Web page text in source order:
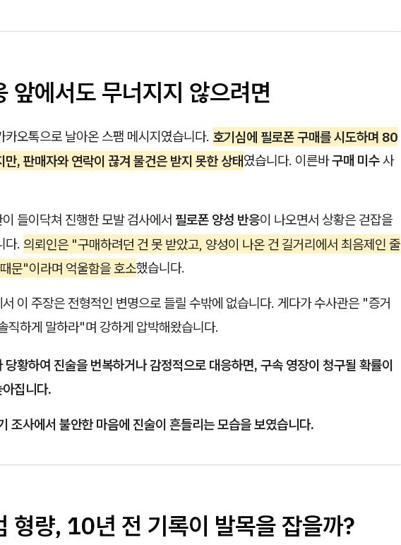
앞에서도 무너지지 않으려면
카오톡으로 날아온 스팸 메시지였습니다. 호기심에 필로폰 구매를 시도하며 80
만, 판매자와 연락이 끊겨 물건은 받지 못한 상태였습니다. 이른바구매 미수사
들이닥쳐 진행한 모발 검사에서 필로폰 양성 반응이 나오면서 상황은 걷잡을
다. 의뢰인은 "구매하려던 건 못 받았고, 양성이 나온 건 길거리에서 최음제인 줄
문"이라며 억울함을 호소했습니다.
이 주장은 전형적인 변명으로 들릴 수밖에 없습니다. 게다가 수사관은 "증거
직하게 말하라"며 강하게 압박해왔습니다.
당황하여 진술을 번복하거나 감정적으로 대응하면, 구속 영장이 청구될 확률이
집니다.
조사에서 불안한 마음에 진술이 흔들리는 모습을 보였습니다.
형량, 10년 전 기록이 발목을 잡을까?